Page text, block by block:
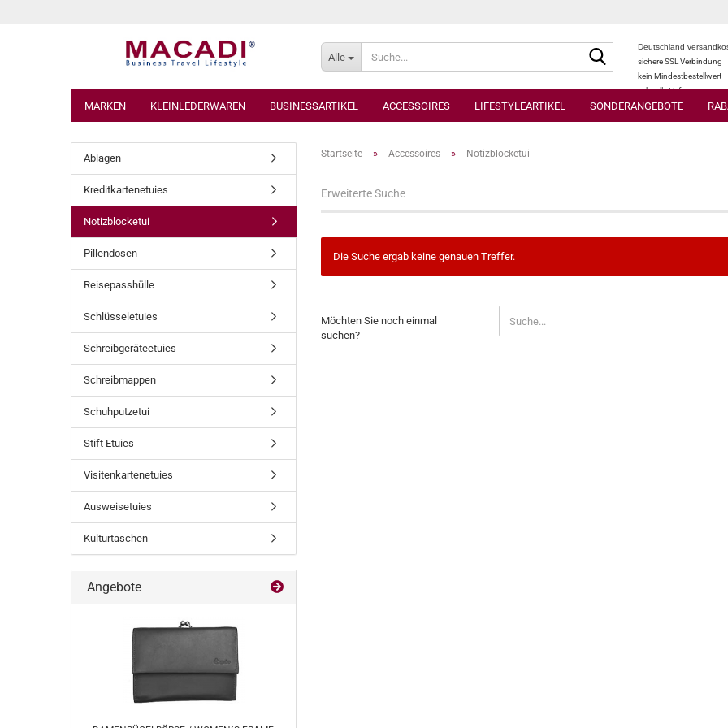
Alle
Suche...Deutschland
sichere SSL Verbindung
kein Mindestbestellwert
schnelle Lieferung
MARKEN KLEINLEDERWAREN BUSINESSARTIKEL ACCESSOIRES LIFESTYLEARTIKEL SONDERANGEBOTE
Startseite » Accessoires » Notizblocketui
Erweiterte Suche
Die Suche ergab keine genauen Treffer.
SIE
NOCH
Möchten Sie noch einmal
suchen?
Ablagen
Kreditkartenetuies
Notizblocketui
Pillendosen
Reisepasshülle
Schlüsseletuies
Schreibgeräteetuies
Schreibmappen
Schuhputzetui
Stift Etuies
Visitenkartenetuies
Ausweisetuies
Kulturtaschen
Angebote